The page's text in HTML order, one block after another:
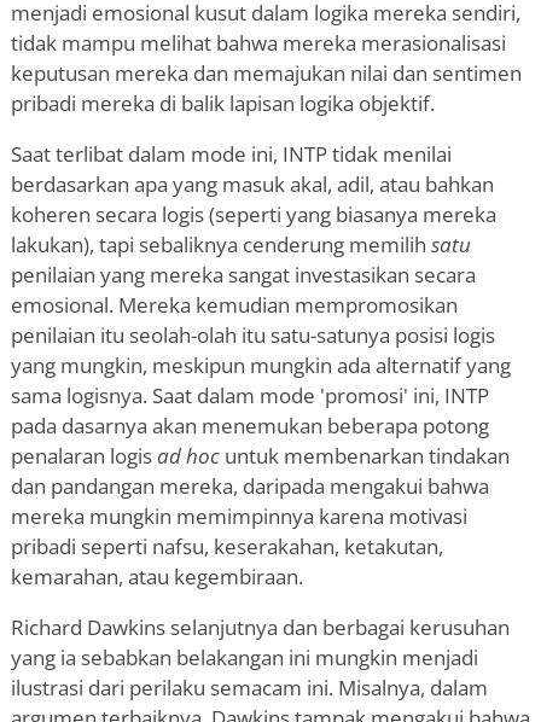
menjadi emosional kusut dalam logika mereka sendiri,
tidak mampu melihat bahwa mereka merasionalisasi
keputusan mereka dan memajukan nilai dan sentimen
pribadi mereka di balik lapisan logika objektif.
Saat terlibat dalam mode ini, INTP tidak menilai
berdasarkan apa yang masuk akal, adil, atau bahkan
koheren secara logis (seperti yang biasanya mereka
lakukan), tapi sebaliknya cenderung memilih satu
penilaian yang mereka sangat investasikan secara
emosional. Mereka kemudian mempromosikan
penilaian itu seolah-olah itu satu-satunya posisi logis
yang mungkin, meskipun mungkin ada alternatif yang
sama logisnya. Saat dalam mode 'promosi' ini, INTP
pada dasarnya akan menemukan beberapa potong
penalaran logisad hoc untuk membenarkan tindakan
dan pandangan mereka, daripada mengakui bahwa
mereka mungkin memimpinnya karena motivasi
pribadi seperti nafsu, keserakahan, ketakutan,
kemarahan, atau kegembiraan.
Richard Dawkins selanjutnya dan berbagai kerusuhan
yang ia sebabkan belakangan ini mungkin menjadi
ilustrasi dari perilaku semacam ini. Misalnya, dalam